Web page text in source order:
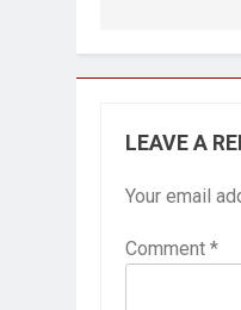
LEAVE A
Your email
Comment *